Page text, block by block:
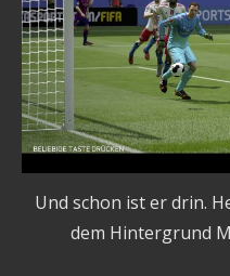
Und schon ist er drin.
dem Hintergrund